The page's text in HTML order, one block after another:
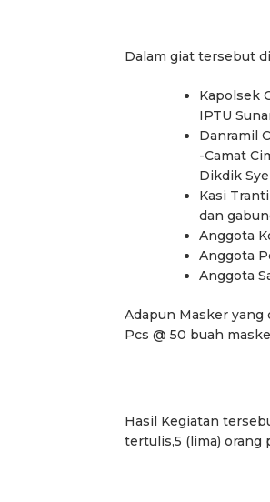
Dalam giat tersebut
Kapolsek
IPTU
Danramil
-Camat
Dikdik
Kasi
dan
Anggota
Anggota
Anggota
Adapun Masker yang
Pcs @ 50 buah
Hasil Kegiatan
tertulis,5 (lima) orang